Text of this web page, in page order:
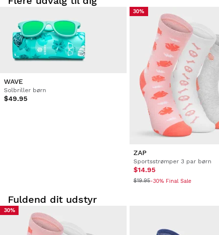
Var denne anmeldelse hjælpsom? 4 år siden
De ser godt ud, det samme som på billedet.
4 år siden
4
WAVE
Solbriller børn
$49.95
30%
ZAP
Sportsstrømper 3 par børn
$14.95
$19.95-30% Final Sale
Fuldend dit udstyr
30%